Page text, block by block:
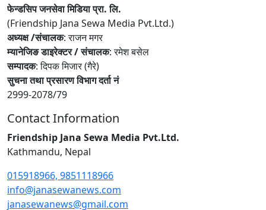
फेन्डसिप जनसेवा मिडिया प्रा. लि.
(Friendship Jana Sewa Media Pvt.Ltd.)
अध्यक्ष /संचालक: राजन मगर
म्यानेजिङ डाइरेक्टर / संचालक: रमेश बसेल
सम्पादक: दिपक मिजार (गैरे)
सुचना तथा प्रसारण विभाग दर्ता नं
2999-2078/79
Contact Information
Friendship Jana Sewa Media Pvt.Ltd.
Kathmandu, Nepal
015918966, 9851118966
info@janasewanews.com
janasewanews@gmail.com